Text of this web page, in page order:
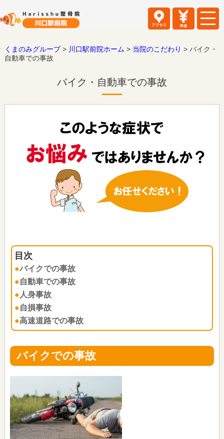
くまのみグループ> 川口駅前院ホーム > 当院のこだわり > バイク・
自動車での事故
バイク・自動車での事故
バイクでの事故
自動車での事故
人身事故
自損事故
高速道路での事故
バイクでの事故